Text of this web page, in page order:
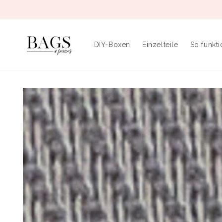
Inhalt
DIY-Boxen Einzelteile So
Produktinformationen
springen